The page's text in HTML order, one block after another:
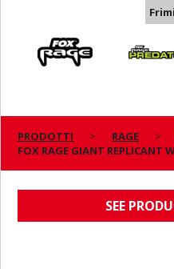
Predator
PRODOTTI RAGE
FOX RAGE GIANT REPLICANT
SEE